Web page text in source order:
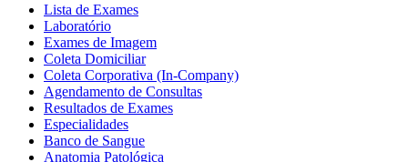
Lista de Exames
Laboratório
Exames de Imagem
Coleta Domiciliar
Coleta Corporativa (In-Company)
Agendamento de Consultas
Resultados de Exames
Especialidades
Banco de Sangue
Anatomia Patológica